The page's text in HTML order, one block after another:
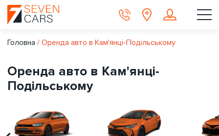
Головна / Оренда авто в Кам'янці-Подільському
Оренда авто в Кам'янці-
Подільському